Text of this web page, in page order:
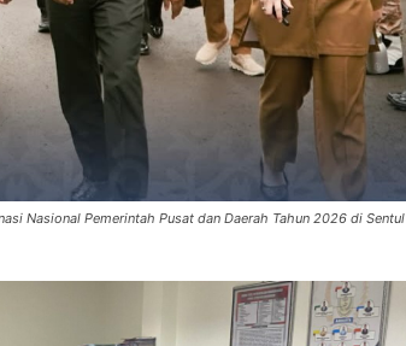
Nasional Pemerintah Pusat dan Daerah Tahun 2026 di Sentul